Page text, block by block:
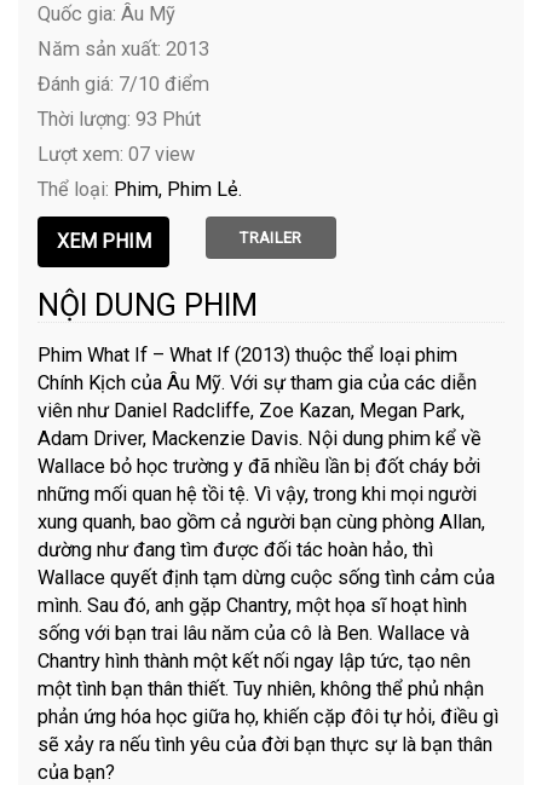
Quốc gia: Âu Mỹ
Năm sản xuất: 2013
Đánh giá: 7/10 điểm
Thời lượng: 93 Phút
Lượt xem: 07 view
Thể loại: Phim Phim Lẻ
TRAILER
NỘI DUNG PHIM
Phim What If – What If (2013) thuộc thể loại phim
Chính Kịch của Âu Mỹ. Với sự tham gia của các diễn
viên như Daniel Radcliffe, Zoe Kazan, Megan Park,
Adam Driver, Mackenzie Davis. Nội dung phim kể về
Wallace bỏ học trường y đã nhiều lần bị đốt cháy bởi
những mối quan hệ tồi tệ. Vì vậy, trong khi mọi người
xung quanh, bao gồm cả người bạn cùng phòng Allan,
dường như đang tìm được đối tác hoàn hảo, thì
Wallace quyết định tạm dừng cuộc sống tình cảm của
mình. Sau đó, anh gặp Chantry, một họa sĩ hoạt hình
sống với bạn trai lâu năm của cô là Ben. Wallace và
Chantry hình thành một kết nối ngay lập tức, tạo nên
một tình bạn thân thiết. Tuy nhiên, không thể phủ nhận
phản ứng hóa học giữa họ, khiến cặp đôi tự hỏi, điều gì
sẽ xảy ra nếu tình yêu của đời bạn thực sự là bạn thân
của bạn?